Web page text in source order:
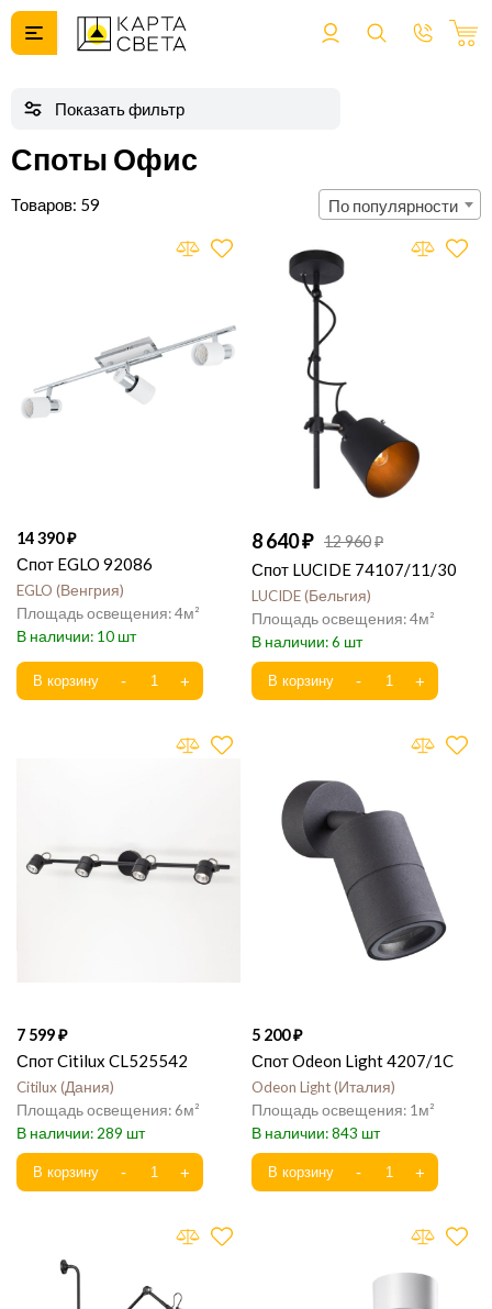
Споты Офис
59 По популярности
14 390
Спот EGLO 92086
EGLO Венгрия
4
10
8 640 12 960
Спот LUCIDE 74107/11/30
LUCIDE Бельгия
4
6
7 599
Спот Citilux CL525542
Citilux Дания
6
289
5 200
Спот Odeon Light 4207/1C
Odeon Light Италия
1
843